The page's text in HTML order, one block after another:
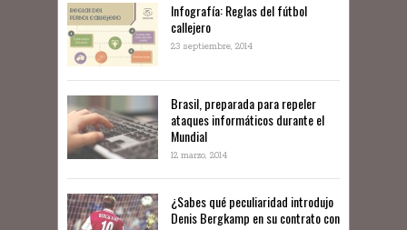
Infografía: Reglas del fútbol
callejero
23 septiembre, 2014
Brasil, preparada para repeler
ataques informáticos durante el
Mundial
12 marzo, 2014
¿Sabes qué peculiaridad introdujo
Denis Bergkamp en su contrato con